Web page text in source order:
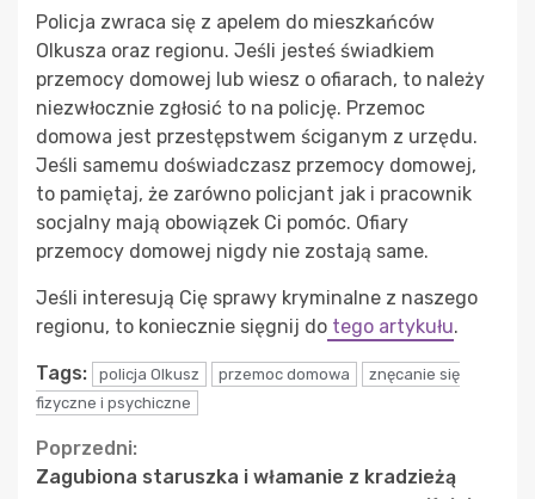
Policja zwraca się z apelem do mieszkańców
Olkusza oraz regionu. Jeśli jesteś świadkiem
przemocy domowej lub wiesz o ofiarach, to należy
niezwłocznie zgłosić to na policję. Przemoc
domowa jest przestępstwem ściganym z urzędu.
Jeśli samemu doświadczasz przemocy domowej,
to pamiętaj, że zarówno policjant jak i pracownik
socjalny mają obowiązek Ci pomóc. Ofiary
przemocy domowej nigdy nie zostają same.
Jeśli interesują Cię sprawy kryminalne z naszego
regionu, to koniecznie sięgnij do tego artykułu.
Tags: policja Olkusz przemoc domowa
znęcanie się
fizyczne i psychiczne
Continue
Poprzedni:
Zagubiona staruszka i włamanie z kradzieżą